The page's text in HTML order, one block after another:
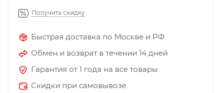
Получить скидку
Быстрая доставка по Москве и РФ
Обмен и возврат в течении 14 дней
Гарантия от 1 года на все товары
Скидки при самовывозе